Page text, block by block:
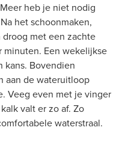
heb je niet nodig
het schoonmaken,
droog met een zachte
minuten. Een wekelijkse
kans. Bovendien
aan de wateruitloop
Veeg even met je vinger
valt er zo af. Zo
waterstraal.